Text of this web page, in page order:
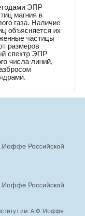
ЭПР
магния в
газа. Наличие
объясняется их
частицы
размеров
спектр ЭПР
числа линий,
Российской
Российской
им. А.Ф. Иоффе